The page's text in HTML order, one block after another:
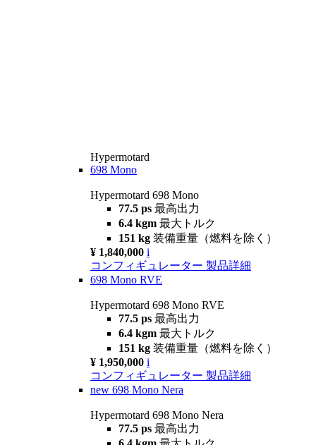
Hypermotard
698 Mono
Hypermotard 698 Mono
77.5 ps 最高出力
6.4 kgm 最大トルク
151 kg 装備重量（燃料を除く）
¥ 1,840,000 i
コンフィギュレーター 製品詳細
698 Mono RVE
Hypermotard 698 Mono RVE
77.5 ps 最高出力
6.4 kgm 最大トルク
151 kg 装備重量（燃料を除く）
¥ 1,950,000 i
コンフィギュレーター 製品詳細
new 698 Mono Nera
Hypermotard 698 Mono Nera
77.5 ps 最高出力